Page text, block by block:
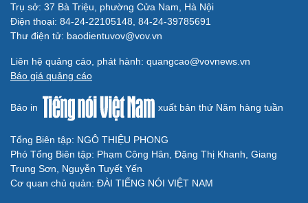
Trụ sở: 37 Bà Triệu, phường Cửa Nam, Hà Nội
Điện thoại: 84-24-22105148, 84-24-39785691
Thư điện tử: baodientuvov@vov.vn
Liên hệ quảng cáo, phát hành: quangcao@vovnews.vn
Báo giá quảng cáo
Báo in xuất bản thứ Năm hàng tuần
Tổng Biên tập: NGÔ THIỆU PHONG
Phó Tổng Biên tập: Phạm Công Hân, Đặng Thị Khanh, Giang
Trung Sơn, Nguyễn Tuyết Yến
Cơ quan chủ quản: ĐÀI TIẾNG NÓI VIỆT NAM